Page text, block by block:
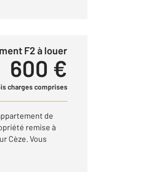
F2 à louer
600 €
charges comprises
de
remise à
Cèze. Vous